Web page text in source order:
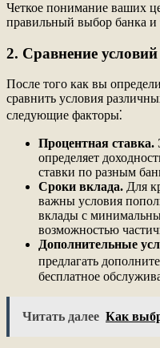
Четкое понимание ваших
правильный выбор банка и
2. Сравнение условий
После того как вы
сравнить условия
следующие факторы⁚
Процентная ставка.
определяет
ставки по разным
Сроки вклада. Для
важны условия
вклады с
возможностью
Дополнительные
предлагать
бесплатное
Читать далее Как